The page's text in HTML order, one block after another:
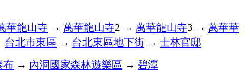
華龍山寺 → 萬華龍山寺2 → 萬華龍山寺3 → 萬華華
台北市東區 → 台北東區地下街 → 士林官邸
布 → 內洞國家森林遊樂區 → 碧潭